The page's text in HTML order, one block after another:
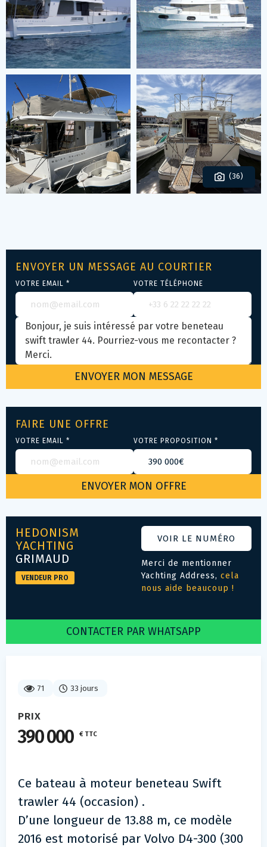
(36)
71 33 jours
PRIX
390 000 € TTC
Ce bateau à moteur beneteau Swift
trawler 44 (occasion) .
D’une longueur de 13.88 m, ce modèle
2016 est motorisé par Volvo D4-300 (300
ENVOYER UN MESSAGE AU COURTIER
VOTRE EMAIL * VOTRE TÉLÉPHONE
FAIRE UNE OFFRE
VOTRE EMAIL * VOTRE PROPOSITION *
HEDONISM
YACHTING
GRIMAUD
VENDEUR PRO
VOIR LE NUMÉRO
Merci de mentionner
Yachting Address, cela
nous aide beaucoup !
CONTACTER PAR WHATSAPP